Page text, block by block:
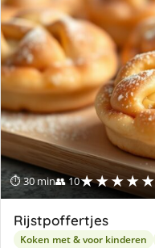
⏱ 30 min👥 10★★★★★
Rijstpoffertjes
Koken met & voor kinderen